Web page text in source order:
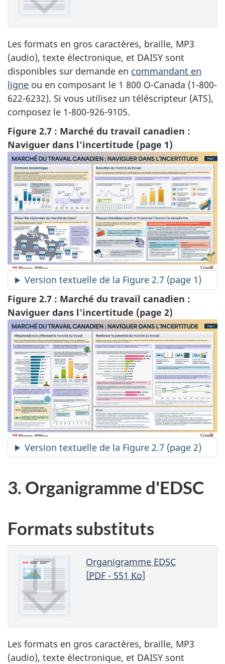
Les formats en gros caractères, braille, MP3
(audio), texte électronique, et DAISY sont
disponibles sur demande en commandant en
ligne ou en composant le 1 800 O-Canada (1-800-
622-6232). Si vous utilisez un téléscripteur (ATS),
composez le 1-800-926-9105.
Figure 2.7 : Marché du travail canadien :
Naviguer dans l'incertitude (page 1)
Version textuelle de la Figure 2.7 (page 1)
Figure 2.7 : Marché du travail canadien :
Naviguer dans l'incertitude (page 2)
Version textuelle de la Figure 2.7 (page 2)
3. Organigramme d'EDSC
Formats substituts
Organigramme EDSC
[PDF- 551 Ko]
Les formats en gros caractères, braille, MP3
(audio), texte électronique, et DAISY sont